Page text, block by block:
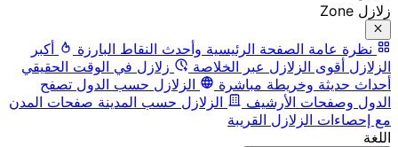
زلازل Zone
نظرة عامة الصفحة الرئيسية وأحدث النقاط البارزة
أكبر
الزلازل أقوى الزلازل عبر الخلاصة
زلازل في الوقت الحقيقي
أحداث حديثة وخريطة مباشرة
الزلازل حسب الدول تصفح
الدول وصفحات الأرشيف
الزلازل حسب المدينة صفحات المدن
مع إحصاءات الزلازل القريبة
اللغة